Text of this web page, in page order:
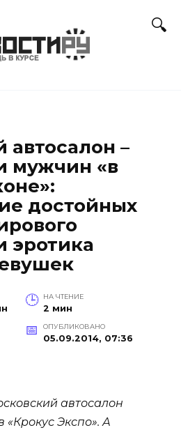
автосалон –
мужчин «в
достойных
эротика
НА ЧТЕНИЕ
2 мин
ОПУБЛИКОВАНО
05.09.2014, 07:36
автосалон
«Крокус Экспо». А